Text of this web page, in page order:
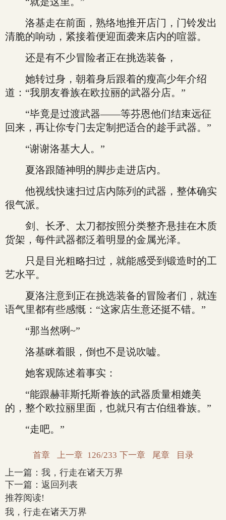
洛基走在前面，熟络地推开店门，门铃发出
清脆的响动，紧接着便迎面袭来店内的喧嚣。
还是有不少冒险者正在挑选装备，
她转过身，朝着身后跟着的瘦高少年介绍
道：“我朋友眷族在欧拉丽的武器分店。”
“毕竟是过渡武器——等芬恩他们结束远征
回来，再让你专门去定制把适合的趁手武器。”
“谢谢洛基大人。”
夏洛跟随神明的脚步走进店内。
他视线快速扫过店内陈列的武器，整体确实
很气派。
剑、长矛、太刀都按照分类整齐悬挂在木质
货架，每件武器都泛着明显的金属光泽。
只是目光粗略扫过，就能感受到锻造时的工
艺水平。
夏洛注意到正在挑选装备的冒险者们，就连
语气里都有些感慨：“这家店生意还挺不错。”
“那当然咧~”
洛基眯着眼，倒也不是说吹嘘。
她客观陈述着事实：
“能跟赫菲斯托斯眷族的武器质量相媲美
的，整个欧拉丽里面，也就只有古伯纽眷族。”
“走吧。”
首章 上一章 126/233 下一章 尾章 目录
上一篇： 我，行走在诸天万界
下一篇： 返回列表
推荐阅读!
我，行走在诸天万界